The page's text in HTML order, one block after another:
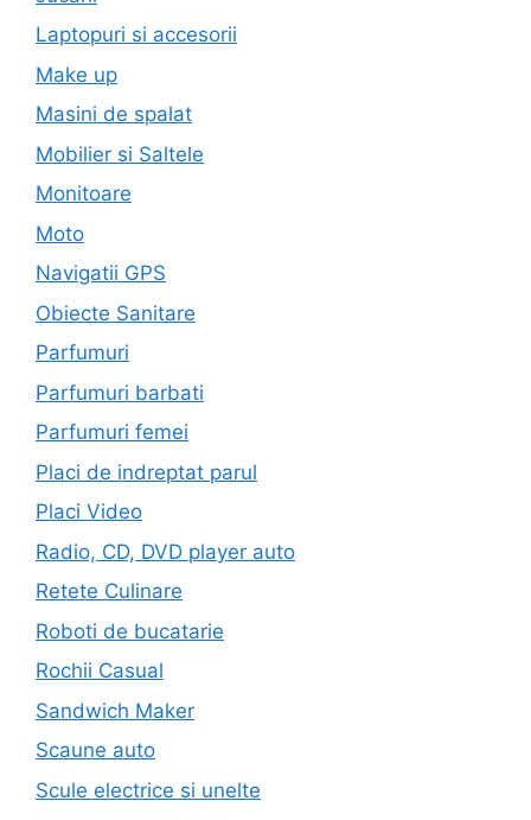
Laptopuri si accesorii
Make up
Masini de spalat
Mobilier si Saltele
Monitoare
Moto
Navigatii GPS
Obiecte Sanitare
Parfumuri
Parfumuri barbati
Parfumuri femei
Placi de indreptat parul
Placi Video
Radio, CD, DVD player auto
Retete Culinare
Roboti de bucatarie
Rochii Casual
Sandwich Maker
Scaune auto
Scule electrice si unelte